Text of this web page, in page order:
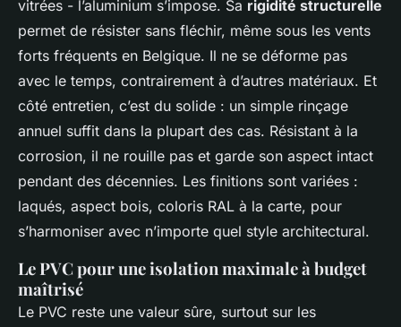
vitrées - l’aluminium s’impose. Sa rigidité structurelle
permet de résister sans fléchir, même sous les vents
forts fréquents en Belgique. Il ne se déforme pas
avec le temps, contrairement à d’autres matériaux. Et
côté entretien, c’est du solide : un simple rinçage
annuel suffit dans la plupart des cas. Résistant à la
corrosion, il ne rouille pas et garde son aspect intact
pendant des décennies. Les finitions sont variées :
laqués, aspect bois, coloris RAL à la carte, pour
s’harmoniser avec n’importe quel style architectural.
Le PVC pour une isolation maximale à budget
maîtrisé
Le PVC reste une valeur sûre, surtout sur les